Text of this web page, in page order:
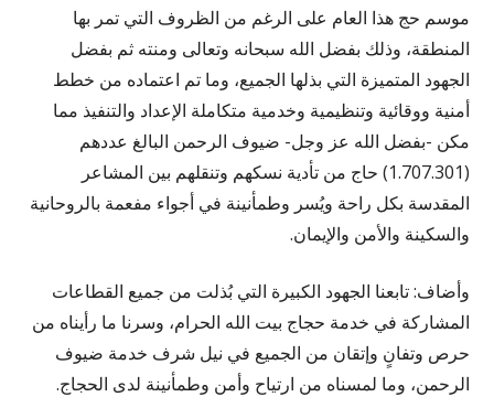
موسم حج هذا العام على الرغم من الظروف التي تمر بها
المنطقة، وذلك بفضل الله سبحانه وتعالى ومنته ثم بفضل
الجهود المتميزة التي بذلها الجميع، وما تم اعتماده من خطط
أمنية ووقائية وتنظيمية وخدمية متكاملة الإعداد والتنفيذ مما
مكن -بفضل الله عز وجل- ضيوف الرحمن البالغ عددهم
(1.707.301) حاج من تأدية نسكهم وتنقلهم بين المشاعر
المقدسة بكل راحة ويُسر وطمأنينة في أجواء مفعمة بالروحانية
والسكينة والأمن والإيمان.
وأضاف: تابعنا الجهود الكبيرة التي بُذلت من جميع القطاعات
المشاركة في خدمة حجاج بيت الله الحرام، وسرنا ما رأيناه من
حرص وتفانٍ وإتقان من الجميع في نيل شرف خدمة ضيوف
الرحمن، وما لمسناه من ارتياح وأمن وطمأنينة لدى الحجاج.